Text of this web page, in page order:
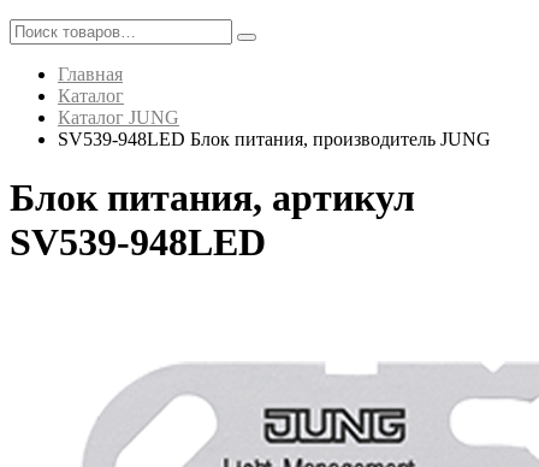
Главная
Каталог
Каталог JUNG
SV539-948LED Блок питания, производитель JUNG
Блок питания, артикул
SV539-948LED